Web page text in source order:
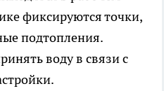
фиксируются точки,
подтопления.
воду в связи с